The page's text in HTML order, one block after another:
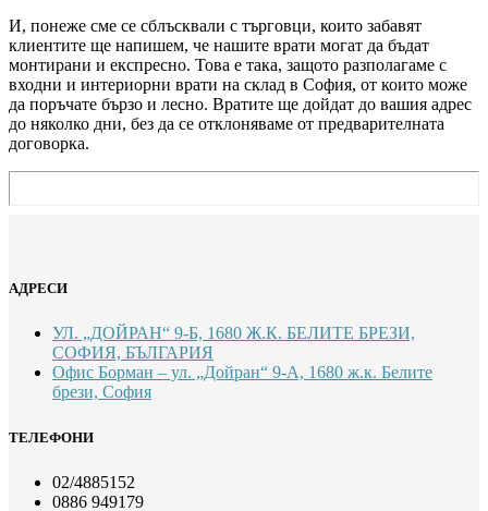
И, понеже сме се сблъсквали с търговци, които забавят
клиентите ще напишем, че нашите врати могат да бъдат
монтирани и експресно. Това е така, защото разполагаме с
входни и интериорни врати на склад в София, от които може
да поръчате бързо и лесно. Вратите ще дойдат до вашия адрес
до няколко дни, без да се отклоняваме от предварителната
договорка.
АДРЕСИ
УЛ. „ДОЙРАН“ 9-Б, 1680 Ж.К. БЕЛИТЕ БРЕЗИ,
СОФИЯ, БЪЛГАРИЯ
Офис Борман – ул. „Дойран“ 9-А, 1680 ж.к. Белите
брези, София
ТЕЛЕФОНИ
02/4885152
0886 949179